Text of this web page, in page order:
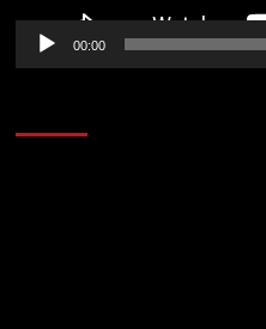
00:00